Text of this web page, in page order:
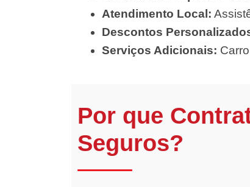
Atendimento Local:
Descontos
Serviços Adicionais:
Por que
Seguros?